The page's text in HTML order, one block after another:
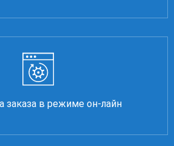
заказа в режиме он-лайн